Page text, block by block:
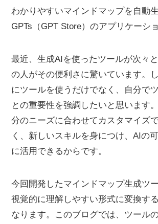
わかりやすいマインドマップを自動
GPTs（GPT Store）のアプリケーシ
最近、生成AIを使ったツールが次々
の人がその便利さに驚いています。
にツールを使うだけでなく、自分で
との重要性を強調したいと思います
分のニーズに合わせてカスタマイズ
く、新しいスキルを身につけ、AIの
に活用できるからです。
今回開発したマインドマップ生成ツ
視覚的に理解しやすい形式に変換す
なります。このブログでは、ツール